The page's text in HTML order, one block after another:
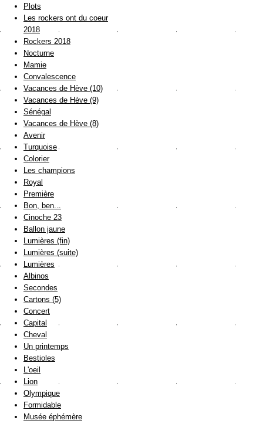
Plots
Les rockers ont du coeur
2018
Rockers 2018
Nocturne
Mamie
Convalescence
Vacances de Hève (10)
Vacances de Hève (9)
Sénégal
Vacances de Hève (8)
Avenir
Turquoise
Colorier
Les champions
Royal
Première
Bon, ben...
Cinoche 23
Ballon jaune
Lumières (fin)
Lumières (suite)
Lumières
Albinos
Secondes
Cartons (5)
Concert
Capital
Cheval
Un printemps
Bestioles
L'oeil
Lion
Olympique
Formidable
Musée éphémère